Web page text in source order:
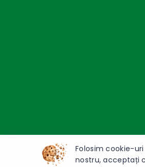
© 2026 Primăria Trușeni -
Folosim cookie-
nostru, acceptați